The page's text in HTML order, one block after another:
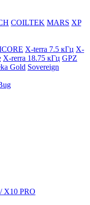
COILTEK MARS XP
X-terra 7.5 кГц X-
X-rerra 18.75 кГц GPZ
Gold Sovereign
X10 PRO